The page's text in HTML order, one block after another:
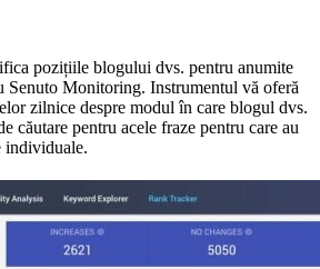
pozițiile blogului dvs. pentru anumite
Senuto Monitoring. Instrumentul vă oferă
zilnice despre modul în care blogul dvs.
căutare pentru acele fraze pentru care au
individuale.